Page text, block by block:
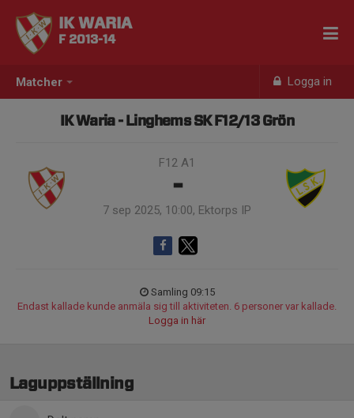
Matcher Logga in
IK WARIA
F 2013-14
IK Waria - Linghems SK F12/13 Grön
F12 A1
-
7 sep 2025, 10:00, Ektorps IP
Samling 09:15
Endast kallade kunde anmäla sig till aktiviteten. 6 personer var kallade.
Logga in här
Laguppställning